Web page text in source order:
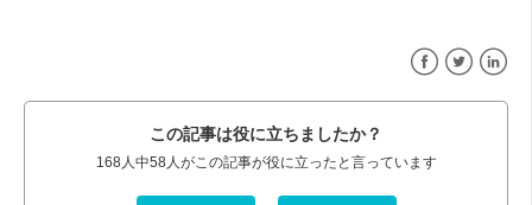
この記事は役に立ちましたか？
168人中58人がこの記事が役に立ったと言っています